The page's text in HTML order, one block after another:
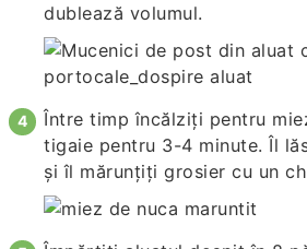
dublează volumul.
Între timp încălziți pentru
tigaie pentru 3-4 minute. Îl
și îl mărunțiți grosier cu un